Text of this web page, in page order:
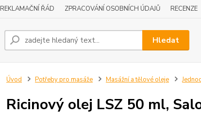
REKLAMAČNÍ ŘÁD ZPRACOVÁNÍ OSOBNÍCH ÚDAJŮ RECENZE
Hledat
Úvod Potřeby pro masáže Masážní a tělové oleje
Ricinový olej LSZ 50 ml,